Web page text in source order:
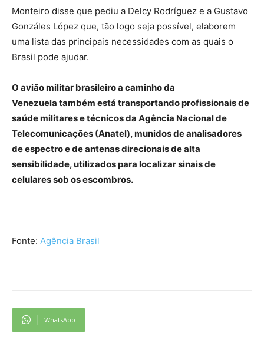
Monteiro disse que pediu a Delcy Rodríguez e a Gustavo
Gonzáles López que, tão logo seja possível, elaborem
uma lista das principais necessidades com as quais o
Brasil pode ajudar.
O avião militar brasileiro a caminho da
Venezuela também está transportando profissionais de
saúde militares e técnicos da Agência Nacional de
Telecomunicações (Anatel), munidos de analisadores
de espectro e de antenas direcionais de alta
sensibilidade, utilizados para localizar sinais de
celulares sob os escombros.
Fonte: Agência Brasil
WhatsApp